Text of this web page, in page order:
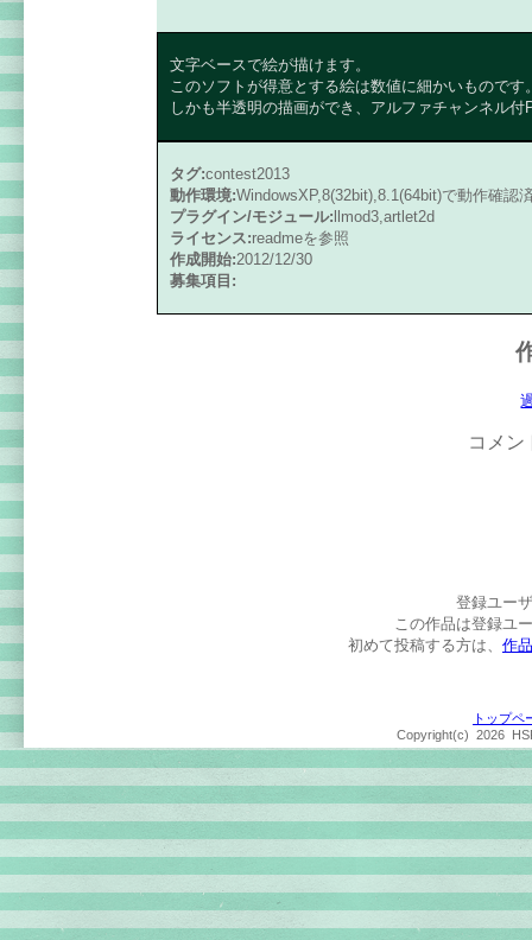
文字ベースで絵が描けます。
このソフトが得意とする絵は数値に細かいものです
しかも半透明の描画ができ、アルファチャンネル付
タグ:contest2013
動作環境:WindowsXP,8(32bit),8.1(64bit)で動作確認
プラグイン/モジュール: llmod3,artlet2d
ライセンス:readmeを参照
作成開始:2012/12/30
募集項目:
コメン
登録ユー
この作品は登録ユ
初めて投稿する方は、 作
トップペ
Copyright(c)2026